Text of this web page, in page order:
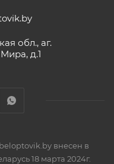
обл., аг.
д.1
внесен в
18 марта 2024г.